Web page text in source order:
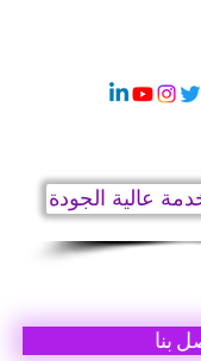
عالية الجودة
بنا